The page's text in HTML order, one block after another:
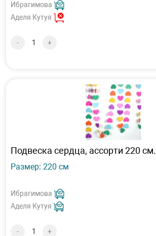
Ибрагимова
Аделя Кутуя
- +
Подвеска сердца, ассорти 220 см.
Размер: 220 см
Ибрагимова
Аделя Кутуя
- +